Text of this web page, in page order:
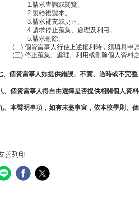
1. 請求查詢或閱覽。
2. 製給複製本。
3. 請求補充或更正。
4. 請求停止蒐集、處理及利用。
5. 請求刪除。
(二) 個資當事人行使上述權利時，須填具申
(三) 停止蒐集、處理、利用或刪除個人資料
、個資當事人如提供錯誤、不實、過時或不完
、個資當事人得自由選擇是否提供相關個人資
、本聲明事項，如有未盡事宜，依本校學則、
善列印